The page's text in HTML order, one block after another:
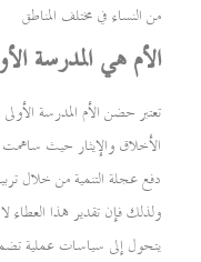
من النساء في مختلف المناطق
الأم هي المدرسة
تعتبر حضن الأم المدرسة
الأخلاق والإيثار حيث
دفع عجلة التنمية من خلال
ولذلك فإن تقدير هذا
يتحول إلى سياسات عملية